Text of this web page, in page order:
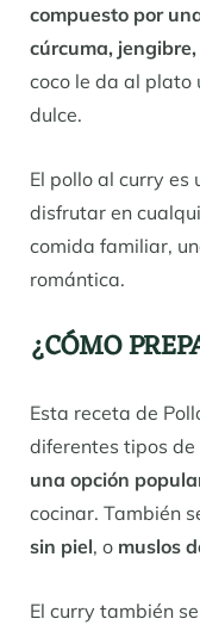
compuesto por
cúrcuma,
coco le da al plato
dulce.
El pollo al curry es
disfrutar en
comida familiar,
romántica.
¿CÓMO
Esta receta de
diferentes tipos de
una opción
cocinar. También
sin piel, o muslos
El curry también